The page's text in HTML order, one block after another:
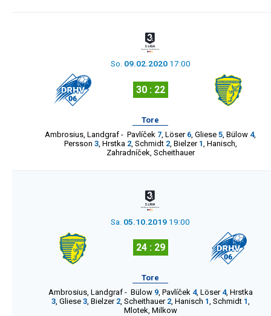
So. 09.02.2020 17:00
30 : 22
Tore
Ambrosius Landgraf - Pavlíček 7 Löser 6 Gliese 5 Bülow 4,
Persson 3, Hrstka 2, Schmidt 2, Bielzer 1 Hanisch
Zahradníček Scheithauer
Sa. 05.10.2019 19:00
24 : 29
Tore
Ambrosius, Landgraf- Bülow 9, Pavlíček 4, Löser 4, Hrstka
3, Gliese 3, Bielzer 2, Scheithauer 2, Hanisch 1, Schmidt 1,
Mlotek, Milkow